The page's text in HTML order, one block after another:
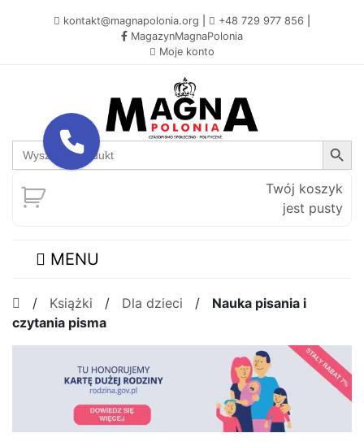
kontakt@magnapolonia.org +48 729 977 856
MagazynMagnaPolonia
Moje konto
Search
for:
Search Button
Twój koszyk
jest pusty
MENU
/ Książki / Dla dzieci / Nauka pisania i
czytania pisma